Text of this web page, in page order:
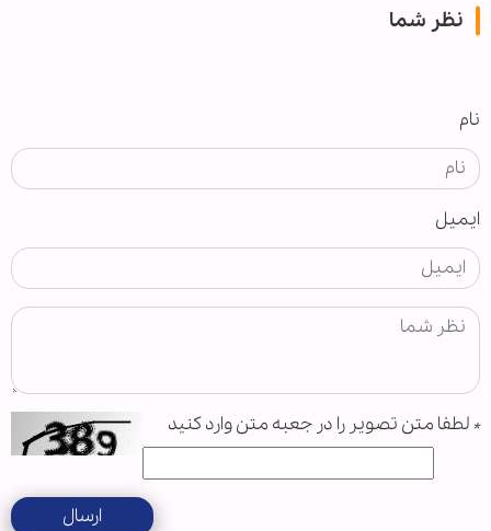
نظر شما
نام
ایمیل
* لطفا متن تصویر را در جعبه متن وارد کنید
ارسال